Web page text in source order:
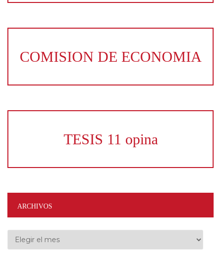
COMISION DE ECONOMIA
TESIS 11 opina
ARCHIVOS
Archivos